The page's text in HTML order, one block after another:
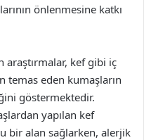
önlenmesine katkı
araştırmalar, kef gibi iç
eden kumaşların
göstermektedir.
yapılan kef
bir alan sağlarken, alerjik